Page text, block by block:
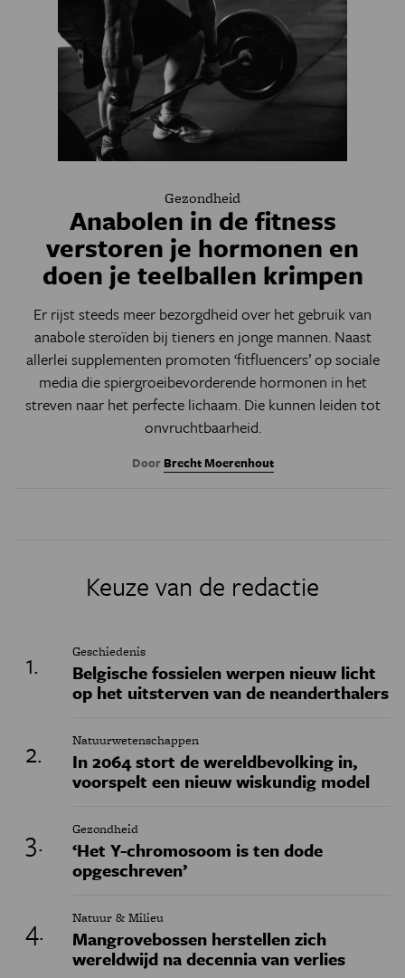
Gezondheid
Anabolen in de fitness
verstoren je hormonen en
doen je teelballen krimpen
Er rijst steeds meer bezorgdheid over het gebruik van
anabole steroïden bij tieners en jonge mannen. Naast
allerlei supplementen promoten ‘fitfluencers’ op sociale
media die spiergroeibevorderende hormonen in het
streven naar het perfecte lichaam. Die kunnen leiden tot
onvruchtbaarheid.
Door Brecht Moerenhout
Keuze van de redactie
Geschiedenis
Belgische fossielen werpen nieuw licht
op het uitsterven van de neanderthalers
Natuurwetenschappen
In 2064 stort de wereldbevolking in,
voorspelt een nieuw wiskundig model
Gezondheid
‘Het Y-chromosoom is ten dode
opgeschreven’
Natuur & Milieu
Mangrovebossen herstellen zich
wereldwijd na decennia van verlies